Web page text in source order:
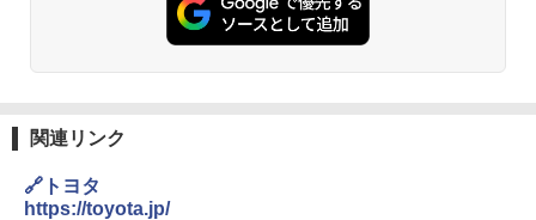
関連リンク
🔗トヨタ
https://toyota.jp/